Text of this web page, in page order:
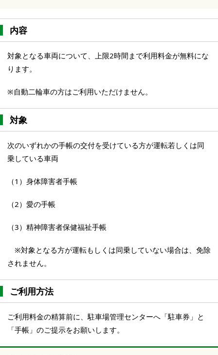
内容
対象となる車両について、上限2時間まで利用料金が無料にな
ります。
※自動二輪車の方はご利用いただけません。
対象
次のいずれかの手帳の交付を受けている方が運転若しくは同
乗している車両
（1）身体障害者手帳
（2）愛の手帳
（3）精神障害者保健福祉手帳
※対象となる方が運転もしくは同乗していない場合は、免除
されません。
ご利用方法
ご利用料金の精算前に、駐車場管理センターへ「駐車券」と
「手帳」のご提示をお願いします。